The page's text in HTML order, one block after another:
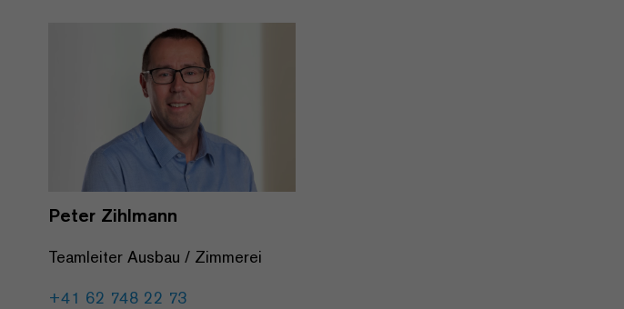
Peter Zihlmann
Teamleiter Ausbau / Zimmerei
+41 62 748 22 73